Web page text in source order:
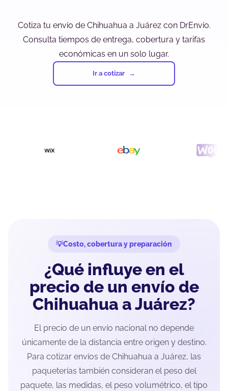
Cotiza tu envío de Chihuahua a Juárez con DrEnvío.
Consulta tiempos de entrega, cobertura y tarifas
económicas en un solo lugar.
Ir a cotizar
Costo, cobertura y preparación
¿Qué influye en el
precio de un envío de
Chihuahua a Juárez?
El precio de un envío nacional no depende
únicamente de la distancia entre origen y destino.
Para cotizar envíos de Chihuahua a Juárez, las
paqueterías también consideran el peso del
paquete, las medidas, el peso volumétrico, el tipo